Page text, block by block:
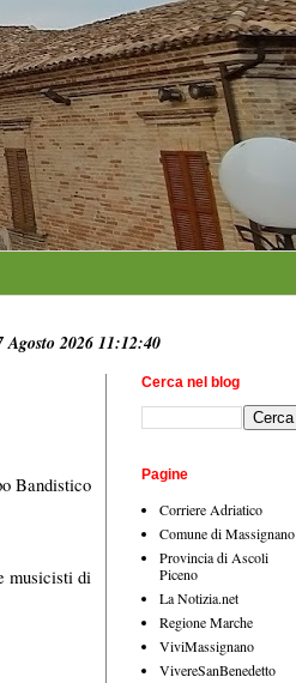
Agosto 2026 11:12:42
Bandistico
musicisti di
Cerca nel blog
Pagine
Corriere Adriatico
Comune di Massignano
Provincia di Ascoli
Piceno
La Notizia.net
Regione Marche
ViviMassignano
VivereSanBenedetto